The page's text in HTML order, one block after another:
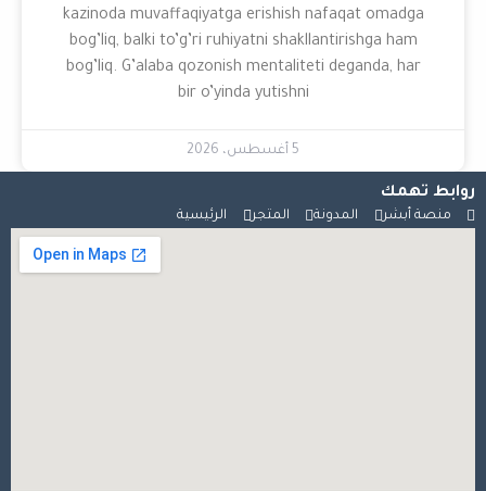
kazinoda muvaffaqiyatga erishish nafaqat omadga
bog’liq, balki to’g’ri ruhiyatni shakllantirishga ham
bog’liq. G’alaba qozonish mentaliteti deganda, har
bir o’yinda yutishni
5 أغسطس، 2026
روابط تهمك
منصة أبشر المدونة المتجر الرئيسية